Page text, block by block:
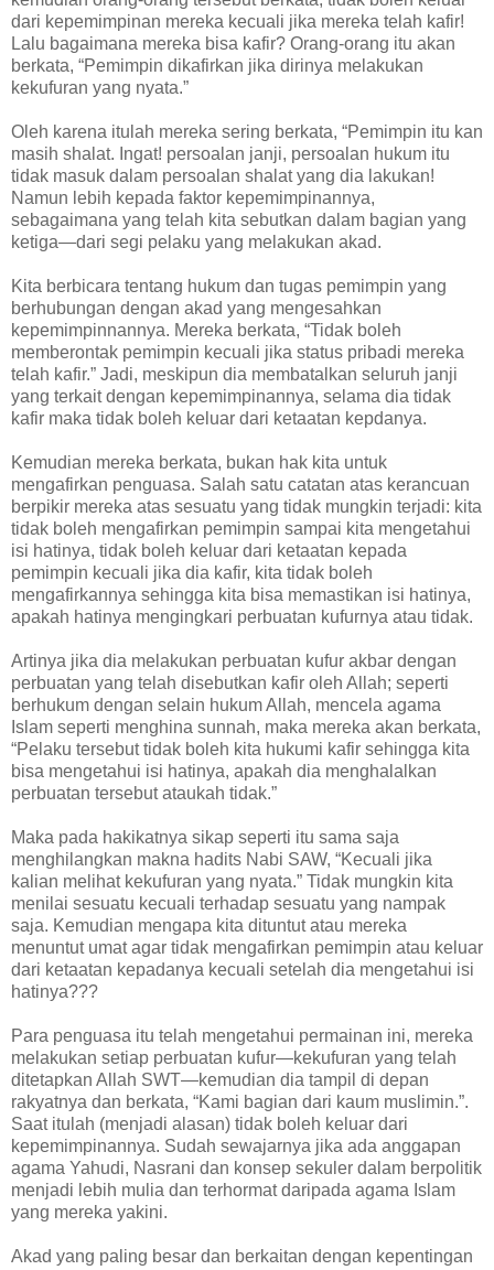
dari kepemimpinan mereka kecuali jika mereka telah kafir!
Lalu bagaimana mereka bisa kafir? Orang-orang itu akan
berkata, “Pemimpin dikafirkan jika dirinya melakukan
kekufuran yang nyata.”
Oleh karena itulah mereka sering berkata, “Pemimpin itu kan
masih shalat. Ingat! persoalan janji, persoalan hukum itu
tidak masuk dalam persoalan shalat yang dia lakukan!
Namun lebih kepada faktor kepemimpinannya,
sebagaimana yang telah kita sebutkan dalam bagian yang
ketiga—dari segi pelaku yang melakukan akad.
Kita berbicara tentang hukum dan tugas pemimpin yang
berhubungan dengan akad yang mengesahkan
kepemimpinnannya. Mereka berkata, “Tidak boleh
memberontak pemimpin kecuali jika status pribadi mereka
telah kafir.” Jadi, meskipun dia membatalkan seluruh janji
yang terkait dengan kepemimpinannya, selama dia tidak
kafir maka tidak boleh keluar dari ketaatan kepdanya.
Kemudian mereka berkata, bukan hak kita untuk
mengafirkan penguasa. Salah satu catatan atas kerancuan
berpikir mereka atas sesuatu yang tidak mungkin terjadi: kita
tidak boleh mengafirkan pemimpin sampai kita mengetahui
isi hatinya, tidak boleh keluar dari ketaatan kepada
pemimpin kecuali jika dia kafir, kita tidak boleh
mengafirkannya sehingga kita bisa memastikan isi hatinya,
apakah hatinya mengingkari perbuatan kufurnya atau tidak.
Artinya jika dia melakukan perbuatan kufur akbar dengan
perbuatan yang telah disebutkan kafir oleh Allah; seperti
berhukum dengan selain hukum Allah, mencela agama
Islam seperti menghina sunnah, maka mereka akan berkata,
“Pelaku tersebut tidak boleh kita hukumi kafir sehingga kita
bisa mengetahui isi hatinya, apakah dia menghalalkan
perbuatan tersebut ataukah tidak.”
Maka pada hakikatnya sikap seperti itu sama saja
menghilangkan makna hadits Nabi SAW, “Kecuali jika
kalian melihat kekufuran yang nyata.” Tidak mungkin kita
menilai sesuatu kecuali terhadap sesuatu yang nampak
saja. Kemudian mengapa kita dituntut atau mereka
menuntut umat agar tidak mengafirkan pemimpin atau keluar
dari ketaatan kepadanya kecuali setelah dia mengetahui isi
hatinya???
Para penguasa itu telah mengetahui permainan ini, mereka
melakukan setiap perbuatan kufur—kekufuran yang telah
ditetapkan Allah SWT—kemudian dia tampil di depan
rakyatnya dan berkata, “Kami bagian dari kaum muslimin.”.
Saat itulah (menjadi alasan) tidak boleh keluar dari
kepemimpinannya. Sudah sewajarnya jika ada anggapan
agama Yahudi, Nasrani dan konsep sekuler dalam berpolitik
menjadi lebih mulia dan terhormat daripada agama Islam
yang mereka yakini.
Akad yang paling besar dan berkaitan dengan kepentingan